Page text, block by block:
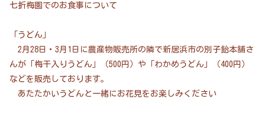
七折梅園でのお食事について
「うどん」
2月28日・3月1日に農産物販売所の隣で新居浜市の別子飴本舗さ
んが「梅干入りうどん」（500円）や「わかめうどん」（400円）
などを販売しております。
あたたかいうどんと一緒にお花見をお楽しみください